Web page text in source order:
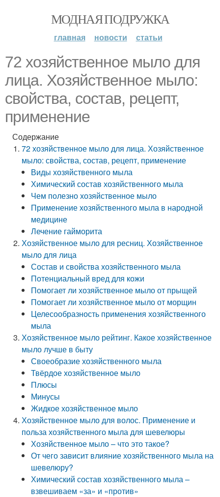
МОДНАЯ ПОДРУЖКА
главная новости статьи
72 хозяйственное мыло для
лица. Хозяйственное мыло:
свойства, состав, рецепт,
применение
Содержание
72 хозяйственное мыло для лица. Хозяйственное
мыло: свойства, состав, рецепт, применение
Виды хозяйственного мыла
Химический состав хозяйственного мыла
Чем полезно хозяйственное мыло
Применение хозяйственного мыла в народной
медицине
Лечение гайморита
Хозяйственное мыло для ресниц. Хозяйственное
мыло для лица
Состав и свойства хозяйственного мыла
Потенциальный вред для кожи
Помогает ли хозяйственное мыло от прыщей
Помогает ли хозяйственное мыло от морщин
Целесообразность применения хозяйственного
мыла
Хозяйственное мыло рейтинг. Какое хозяйственное
мыло лучше в быту
Своеобразие хозяйственного мыла
Твёрдое хозяйственное мыло
Плюсы
Минусы
Жидкое хозяйственное мыло
Хозяйственное мыло для волос. Применение и
польза хозяйственного мыла для шевелюры
Хозяйственное мыло – что это такое?
От чего зависит влияние хозяйственного мыла на
шевелюру?
Химический состав хозяйственного мыла –
взвешиваем «за» и «против»